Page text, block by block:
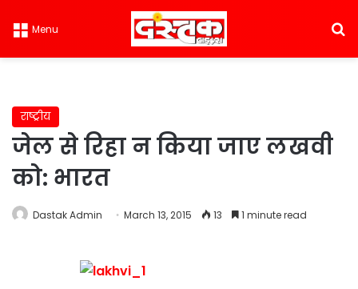
Menu
राष्ट्रीय
जेल से रिहा न किया जाए लखवी
को: भारत
Dastak Admin March 13, 2015 13 1 minute read